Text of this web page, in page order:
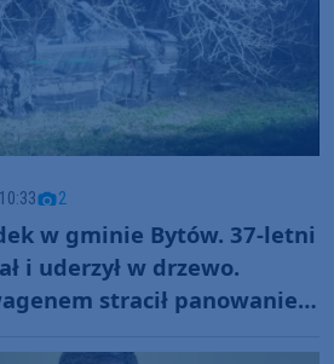
2
w gminie Bytów. 37-letni
i uderzył w drzewo.
stracił panowanie